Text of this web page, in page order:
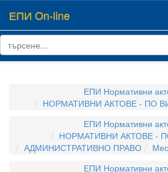
ЕПИ On-line
ЕПИ Нормативни
НОРМАТИВНИ АКТОВЕ - ПО
ЕПИ Нормативни
НОРМАТИВНИ АКТОВЕ -
АДМИНИСТРАТИВНО ПРАВО
ЕПИ Нормативни